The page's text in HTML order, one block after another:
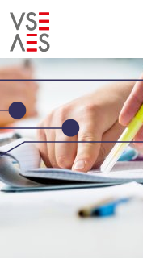
Direkt
zum